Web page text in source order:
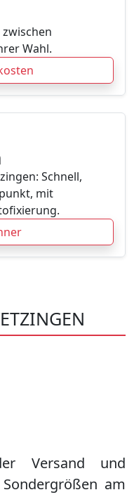
Wahl.
Schnell,
mit
Versand und
am